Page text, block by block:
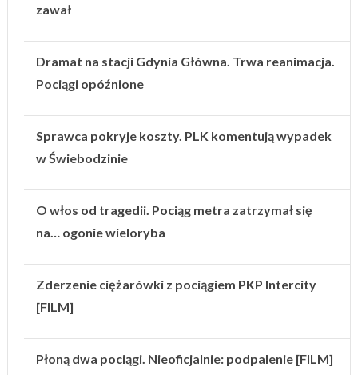
zawał
Dramat na stacji Gdynia Główna. Trwa reanimacja.
Pociągi opóźnione
Sprawca pokryje koszty. PLK komentują wypadek
w Świebodzinie
O włos od tragedii. Pociąg metra zatrzymał się
na… ogonie wieloryba
Zderzenie ciężarówki z pociągiem PKP Intercity
[FILM]
Płoną dwa pociągi. Nieoficjalnie: podpalenie [FILM]